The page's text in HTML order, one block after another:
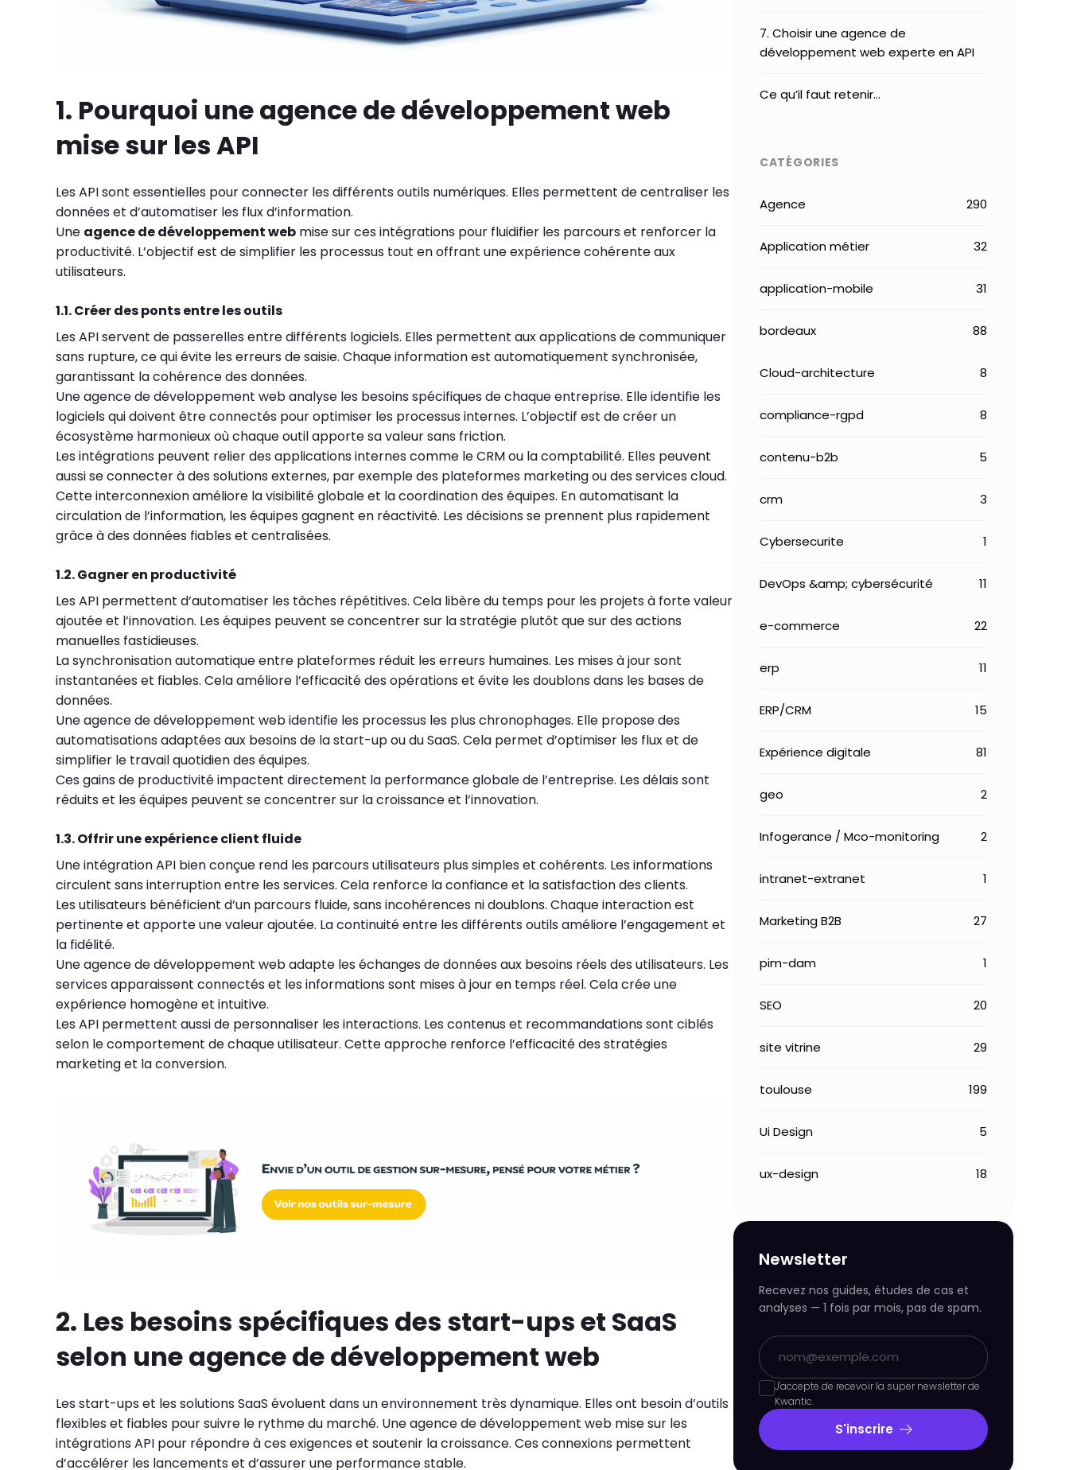
1. Pourquoi une agence de développement web
mise sur les API
Les API sont essentielles pour connecter les différents outils numériques. Elles permettent de centraliser les
données et d’automatiser les flux d’information.
Une agence de développement web mise sur ces intégrations pour fluidifier les parcours et renforcer la
productivité. L’objectif est de simplifier les processus tout en offrant une expérience cohérente aux
utilisateurs.
1.1. Créer des ponts entre les outils
Les API servent de passerelles entre différents logiciels. Elles permettent aux applications de communiquer
sans rupture, ce qui évite les erreurs de saisie. Chaque information est automatiquement synchronisée,
garantissant la cohérence des données.
Une agence de développement web analyse les besoins spécifiques de chaque entreprise. Elle identifie les
logiciels qui doivent être connectés pour optimiser les processus internes. L’objectif est de créer un
écosystème harmonieux où chaque outil apporte sa valeur sans friction.
Les intégrations peuvent relier des applications internes comme le CRM ou la comptabilité. Elles peuvent
aussi se connecter à des solutions externes, par exemple des plateformes marketing ou des services cloud.
Cette interconnexion améliore la visibilité globale et la coordination des équipes. En automatisant la
circulation de l’information, les équipes gagnent en réactivité. Les décisions se prennent plus rapidement
grâce à des données fiables et centralisées.
1.2. Gagner en productivité
Les API permettent d’automatiser les tâches répétitives. Cela libère du temps pour les projets à forte valeur
ajoutée et l’innovation. Les équipes peuvent se concentrer sur la stratégie plutôt que sur des actions
manuelles fastidieuses.
La synchronisation automatique entre plateformes réduit les erreurs humaines. Les mises à jour sont
instantanées et fiables. Cela améliore l’efficacité des opérations et évite les doublons dans les bases de
données.
Une agence de développement web identifie les processus les plus chronophages. Elle propose des
automatisations adaptées aux besoins de la start-up ou du SaaS. Cela permet d’optimiser les flux et de
simplifier le travail quotidien des équipes.
Ces gains de productivité impactent directement la performance globale de l’entreprise. Les délais sont
réduits et les équipes peuvent se concentrer sur la croissance et l’innovation.
1.3. Offrir une expérience client fluide
Une intégration API bien conçue rend les parcours utilisateurs plus simples et cohérents. Les informations
circulent sans interruption entre les services. Cela renforce la confiance et la satisfaction des clients.
Les utilisateurs bénéficient d’un parcours fluide, sans incohérences ni doublons. Chaque interaction est
pertinente et apporte une valeur ajoutée. La continuité entre les différents outils améliore l’engagement et
la fidélité.
Une agence de développement web adapte les échanges de données aux besoins réels des utilisateurs. Les
services apparaissent connectés et les informations sont mises à jour en temps réel. Cela crée une
expérience homogène et intuitive.
Les API permettent aussi de personnaliser les interactions. Les contenus et recommandations sont ciblés
selon le comportement de chaque utilisateur. Cette approche renforce l’efficacité des stratégies
marketing et la conversion.
2. Les besoins spécifiques des start-ups et SaaS
selon une agence de développement web
Les start-ups et les solutions SaaS évoluent dans un environnement très dynamique. Elles ont besoin d’outils
flexibles et fiables pour suivre le rythme du marché. Une agence de développement web mise sur les
intégrations API pour répondre à ces exigences et soutenir la croissance. Ces connexions permettent
d’accélérer les lancements et d’assurer une performance stable.
7. Choisir une agence de
développement web experte en API
Ce qu’il faut retenir…
CATÉGORIES
Agence 290
Application métier 32
application-mobile 31
bordeaux 88
Cloud-architecture 8
compliance-rgpd 8
contenu-b2b 5
crm 3
Cybersecurite 1
DevOps &amp; cybersécurité 11
e-commerce 22
erp 11
ERP/CRM 15
Expérience digitale 81
geo 2
Infogerance / Mco-monitoring 2
intranet-extranet 1
Marketing B2B 27
pim-dam 1
SEO 20
site vitrine 29
toulouse 199
Ui Design 5
ux-design 18
Newsletter
Recevez nos guides, études de cas et
analyses — 1 fois par mois, pas de spam.
J'accepte de recevoir la super newsletter de
Kwantic.
S'inscrire